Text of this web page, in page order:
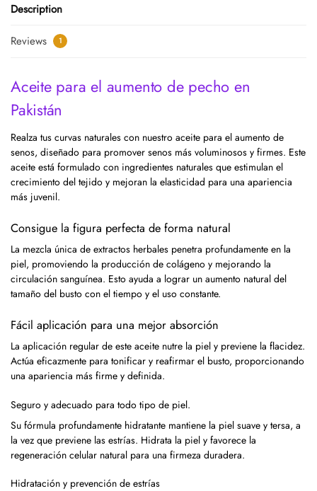
Description
Reviews 1
Aceite para el aumento de pecho en
Pakistán
Realza tus curvas naturales con nuestro aceite para el aumento de
senos, diseñado para promover senos más voluminosos y firmes. Este
aceite está formulado con ingredientes naturales que estimulan el
crecimiento del tejido y mejoran la elasticidad para una apariencia
más juvenil.
Consigue la figura perfecta de forma natural
La mezcla única de extractos herbales penetra profundamente en la
piel, promoviendo la producción de colágeno y mejorando la
circulación sanguínea. Esto ayuda a lograr un aumento natural del
tamaño del busto con el tiempo y el uso constante.
Fácil aplicación para una mejor absorción
La aplicación regular de este aceite nutre la piel y previene la flacidez.
Actúa eficazmente para tonificar y reafirmar el busto, proporcionando
una apariencia más firme y definida.
Seguro y adecuado para todo tipo de piel.
Su fórmula profundamente hidratante mantiene la piel suave y tersa, a
la vez que previene las estrías. Hidrata la piel y favorece la
regeneración celular natural para una firmeza duradera.
Hidratación y prevención de estrías